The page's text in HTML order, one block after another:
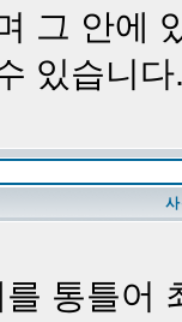
그 안에
있습니다
통틀어